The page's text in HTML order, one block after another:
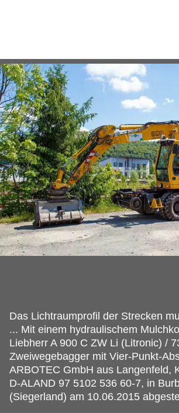
Das Lichtraumprofil der Strecken
... Mit einem hydraulischem
Liebherr A 900 C ZW Li (Litronic) /
Zweiwegebagger mit Vier-Punkt-
ARBOTEC GmbH aus Langenfeld,
D-ALAND 97 5102 536 60-7, in
(Siegerland) am 10.06.2015